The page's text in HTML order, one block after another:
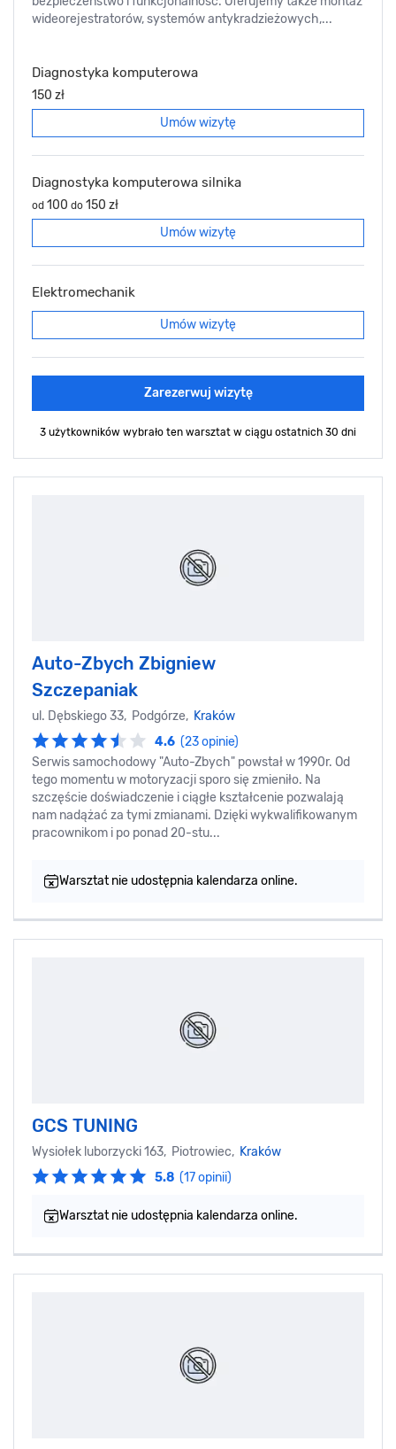
wideorejestratorów, systemów antykradzieżowych,...
Diagnostyka komputerowa
150 zł
Umów wizytę
Diagnostyka komputerowa silnika
od 100 do 150 zł
Umów wizytę
Elektromechanik
Umów wizytę
Zarezerwuj wizytę
3 użytkowników wybrało ten warsztat w ciągu ostatnich 30 dni
Auto-Zbych Zbigniew
Szczepaniak
ul. Dębskiego 33, Podgórze, Kraków
4.6 (23 opinie)
Serwis samochodowy "Auto-Zbych" powstał w 1990r. Od
tego momentu w motoryzacji sporo się zmieniło. Na
szczęście doświadczenie i ciągłe kształcenie pozwalają
nam nadążać za tymi zmianami. Dzięki wykwalifikowanym
pracownikom i po ponad 20-stu...
Warsztat nie udostępnia kalendarza online.
GCS TUNING
Wysiołek luborzycki 163, Piotrowiec, Kraków
5.8 (17 opinii)
Warsztat nie udostępnia kalendarza online.